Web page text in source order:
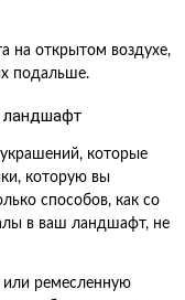
на открытом воздухе,
подальше.
ландшафт
которые
которую вы
способов, как со
в ваш ландшафт, не
или ремесленную